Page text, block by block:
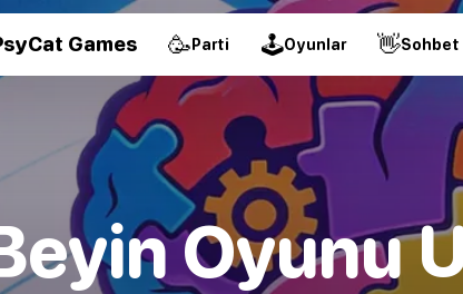
Games 🥳Parti 🕹Oyunlar 👋Sohbet
Oyunu